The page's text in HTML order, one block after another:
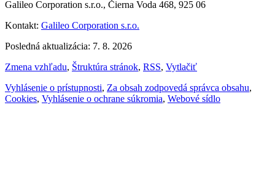
Galileo Corporation s.r.o., Čierna Voda 468, 925 06
Kontakt: Galileo Corporation s.r.o.
Posledná aktualizácia: 7. 8. 2026
Zmena vzhľadu, Štruktúra stránok, RSS, Vytlačiť
Vyhlásenie o prístupnosti, Za obsah zodpovedá správca obsahu,
Cookies, Vyhlásenie o ochrane súkromia, Webové sídlo